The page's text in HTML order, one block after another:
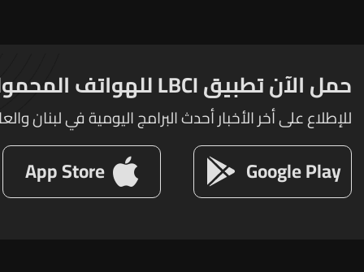
حمل الآن تطبيق LBCI للهواتف المحمولة
للإطلاع على أخر الأخبار أحدث البرامج اليومية في لبنان
Google Play
App Store